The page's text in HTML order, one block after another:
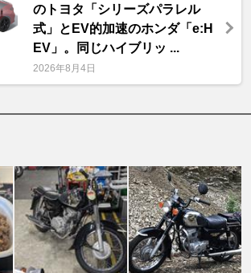
のトヨタ「シリーズパラレル
式」とEV的加速のホンダ「e:H
EV」。同じハイブリッ ...
2026年8月4日